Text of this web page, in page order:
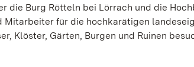
die Burg Rötteln bei Lörrach und die
für die hochkarätigen
Klöster, Gärten, Burgen und Ruinen